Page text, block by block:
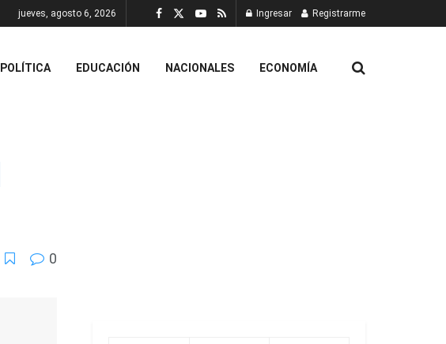
jueves, agosto 6, 2026 Ingresar Registrarme
POLÍTICA EDUCACIÓN NACIONALES ECONOMÍA
0